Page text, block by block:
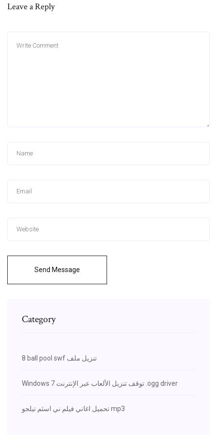
Leave a Reply
Send Message
Category
8 ball pool swf تنزيل ملف
Windows 7 توقف تنزيل الألعاب عبر الإنترنت .ogg driver
تحميل اغاني فيلم ني اسثم تيلجو mp3